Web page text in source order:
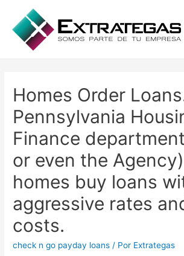
Homes Order
Pennsylvania
Finance
or even the
homes buy loans
aggressive rates
costs.
check n go payday loans / Por Extrategas